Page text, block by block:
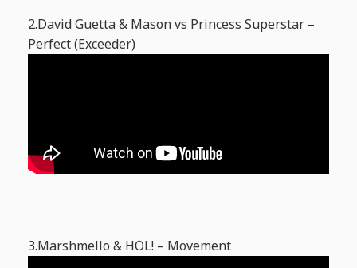
2.David Guetta & Mason vs Princess Superstar –
Perfect (Exceeder)
3.Marshmello & HOL! – Movement